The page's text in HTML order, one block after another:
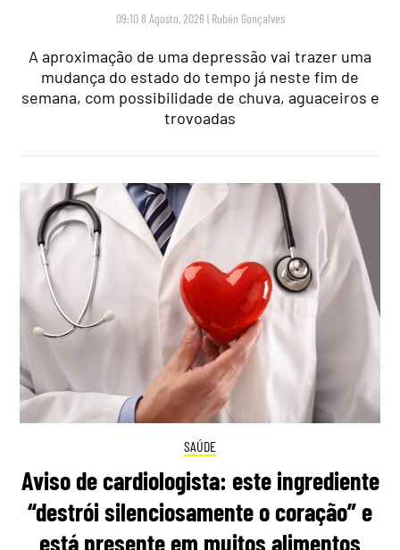
09:10 8 Agosto, 2026 | Rubén Gonçalves
A aproximação de uma depressão vai trazer uma
mudança do estado do tempo já neste fim de
semana, com possibilidade de chuva, aguaceiros e
trovoadas
SAÚDE
Aviso de cardiologista: este ingrediente
“destrói silenciosamente o coração” e
está presente em muitos alimentos